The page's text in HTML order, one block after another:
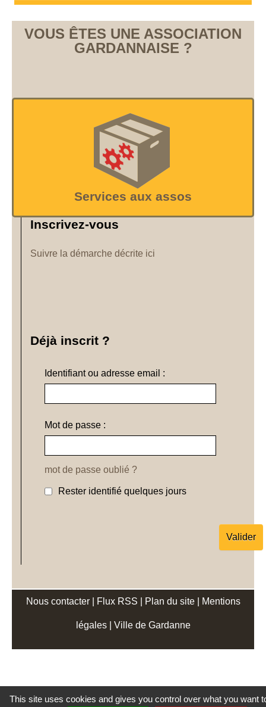
VOUS ÊTES UNE ASSOCIATION
GARDANNAISE ?
Services aux assos
Inscrivez-vous
Suivre la démarche décrite ici
Déjà inscrit ?
Identifiant ou adresse email :
Mot de passe :
mot de passe oublié ?
Rester identifié quelques jours
Nous contacter Flux RSS Plan du site Mentions
légales Ville de Gardanne
This site uses cookies and gives you control over what you want